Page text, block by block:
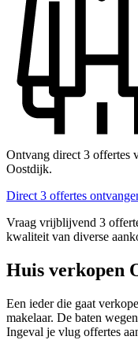
Ontvang direct 3 offertes
Oostdijk.
Direct 3 offertes
Vraag vrijblijvend 3
kwaliteit van diverse
Huis verkopen
Een ieder die gaat
makelaar. De baten
Ingeval je vlug offertes